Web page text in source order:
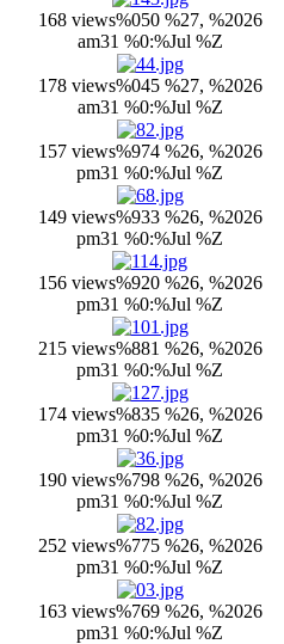
168 views%050 %27, %2026
am31 %0:%Jul %Z
178 views%045 %27, %2026
am31 %0:%Jul %Z
157 views%974 %26, %2026
pm31 %0:%Jul %Z
149 views%933 %26, %2026
pm31 %0:%Jul %Z
156 views%920 %26, %2026
pm31 %0:%Jul %Z
215 views%881 %26, %2026
pm31 %0:%Jul %Z
174 views%835 %26, %2026
pm31 %0:%Jul %Z
190 views%798 %26, %2026
pm31 %0:%Jul %Z
252 views%775 %26, %2026
pm31 %0:%Jul %Z
163 views%769 %26, %2026
pm31 %0:%Jul %Z